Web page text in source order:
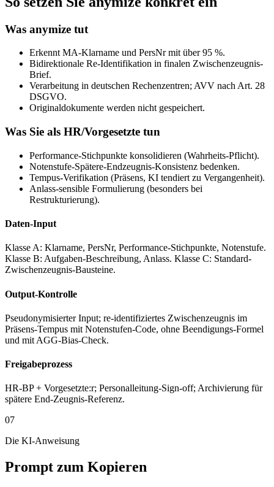
Was anymize tut
Erkennt MA-Klarname und PersNr mit über 95 %.
Bidirektionale Re-Identifikation in finalen Zwischenzeugnis-
Brief.
Verarbeitung in deutschen Rechenzentren; AVV nach Art. 28
DSGVO.
Originaldokumente werden nicht gespeichert.
Was Sie als HR/Vorgesetzte tun
Performance-Stichpunkte konsolidieren (Wahrheits-Pflicht).
Notenstufe-Spätere-Endzeugnis-Konsistenz bedenken.
Tempus-Verifikation (Präsens, KI tendiert zu Vergangenheit).
Anlass-sensible Formulierung (besonders bei
Restrukturierung).
Daten-Input
Klasse A: Klarname, PersNr, Performance-Stichpunkte, Notenstufe.
Klasse B: Aufgaben-Beschreibung, Anlass. Klasse C: Standard-
Zwischenzeugnis-Bausteine.
Output-Kontrolle
Pseudonymisierter Input; re-identifiziertes Zwischenzeugnis im
Präsens-Tempus mit Notenstufen-Code, ohne Beendigungs-Formel
und mit AGG-Bias-Check.
Freigabeprozess
HR-BP + Vorgesetzte:r; Personalleitung-Sign-off; Archivierung für
spätere End-Zeugnis-Referenz.
07
Die KI-Anweisung
Prompt zum Kopieren